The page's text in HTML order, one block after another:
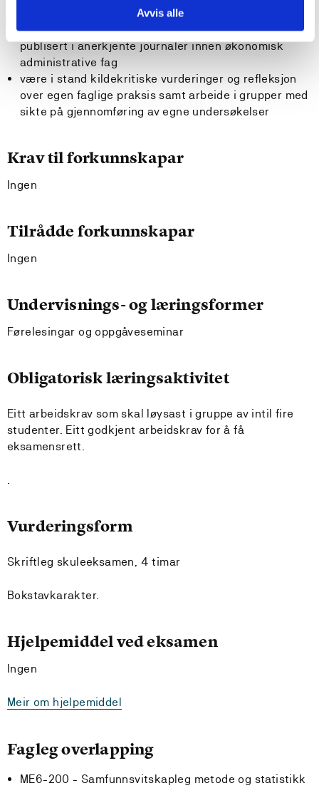
Avvis alle
kunne lese og forstå samfunnsvitenskapelige studier
publisert i anerkjente journaler innen økonomisk
administrative fag
være i stand kildekritiske vurderinger og refleksjon
over egen faglige praksis samt arbeide i grupper med
sikte på gjennomføring av egne undersøkelser
Krav til forkunnskapar
Ingen
Tilrådde forkunnskapar
Ingen
Undervisnings- og læringsformer
Førelesingar og oppgåveseminar
Obligatorisk læringsaktivitet
Eitt arbeidskrav som skal løysast i gruppe av intil fire
studenter. Eitt godkjent arbeidskrav for å få
eksamensrett.
.
Vurderingsform
Skriftleg skuleeksamen, 4 timar
Bokstavkarakter.
Hjelpemiddel ved eksamen
Ingen
Meir om hjelpemiddel
Fagleg overlapping
ME6-200 - Samfunnsvitskapleg metode og statistikk